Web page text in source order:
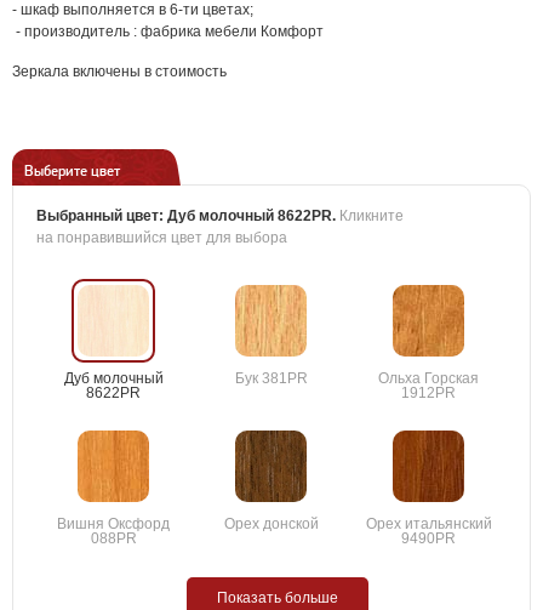
- шкаф выполняется в 6-ти цветах;
- производитель : фабрика мебели Комфорт
Зеркала включены в стоимость
Выберите цвет
Выбранный цвет: Дуб молочный 8622PR. Кликните
на понравившийся цвет для выбора
Дуб молочный
8622PR
Бук 381PR
Ольха Горская
1912PR
Вишня Оксфорд
088PR
Орех донской
Орех итальянский
9490PR
Показать больше